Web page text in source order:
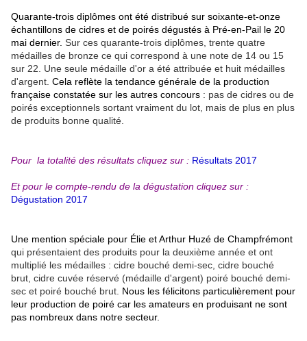
Quarante-trois diplômes ont été distribué sur soixante-et-onze
échantillons de cidres et de poirés dégustés à Pré-en-Pail le 20
mai dernier. Sur ces quarante-trois diplômes, trente quatre
médailles de bronze ce qui correspond à une note de 14 ou 15
sur 22. Une seule médaille d'or a été attribuée et huit médailles
d'argent. Cela reflète la tendance générale de la production
française constatée sur les autres concours : pas de cidres ou de
poirés exceptionnels sortant vraiment du lot, mais de plus en plus
de produits bonne qualité.
Pour la totalité des résultats cliquez sur : Résultats 2017
Et pour le compte-rendu de la dégustation cliquez sur :
Dégustation 2017
Une mention spéciale pour Élie et Arthur Huzé de Champfrémont
qui présentaient des produits pour la deuxième année et ont
multiplié les médailles : cidre bouché demi-sec, cidre bouché
brut, cidre cuvée réservé (médaille d'argent) poiré bouché demi-
sec et poiré bouché brut. Nous les félicitons particulièrement pour
leur production de poiré car les amateurs en produisant ne sont
pas nombreux dans notre secteur.